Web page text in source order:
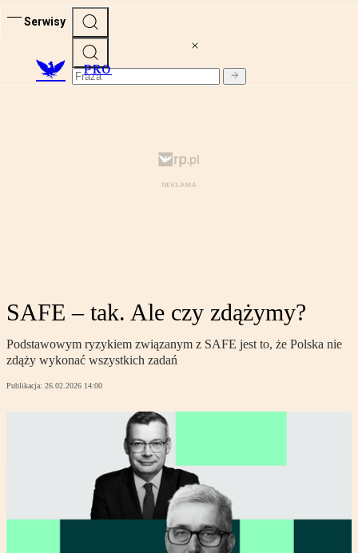
Serwisy
PRO
SAFE – tak. Ale czy zdążymy?
Podstawowym ryzykiem związanym z SAFE jest to, że Polska nie
zdąży wykonać wszystkich zadań
Publikacja: 26.02.2026 14:00